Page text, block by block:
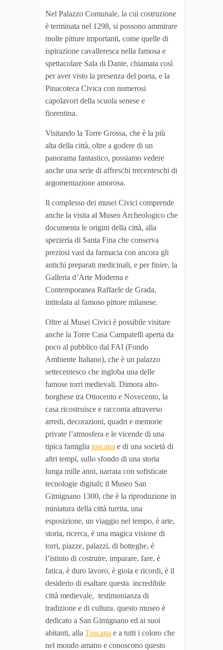
Nel Palazzo Comunale, la cui costruzione
è terminata nel 1298, si possono ammirare
molte pitture importanti, come quelle di
ispirazione cavalleresca nella famosa e
spettacolare Sala di Dante, chiamata così
per aver visto la presenza del poeta, e la
Pinacoteca Civica con numerosi
capolavori della scuola senese e
fiorentina.
Visitando la Torre Grossa, che è la più
alta della città, oltre a godere di un
panorama fantastico, possiamo vedere
anche una serie di affreschi trecenteschi di
argomentazione amorosa.
Il complesso dei musei Civici comprende
anche la visita al Museo Archeologico che
documenta le origini della città, alla
spezieria di Santa Fina che conserva
preziosi vasi da farmacia con ancora gli
antichi preparati medicinali, e per finire, la
Galleria d’Arte Moderna e
Contemporanea Raffaele de Grada,
intitolata al famoso pittore milanese.
Oltre ai Musei Civici è possibile visitare
anche la Torre Casa Campatelli aperta da
poco al pubblico dal FAI (Fondo
Ambiente Italiano), che è un palazzo
settecentesco che ingloba una delle
famose torri medievali. Dimora alto-
borghese tra Ottocento e Novecento, la
casa ricostruisce e racconta attraverso
arredi, decorazioni, quadri e memorie
private l’atmosfera e le vicende di una
tipica famiglia toscana e di una società di
altri tempi, sullo sfondo di una storia
lunga mille anni, narrata con sofisticate
tecnologie digitali; il Museo San
Gimignano 1300, che è la riproduzione in
miniatura della città turrita, una
esposizione, un viaggio nel tempo, è arte,
storia, ricerca, è una magica visione di
torri, piazze, palazzi, di botteghe, è
l’istinto di costruire, imparare, fare, è
fatica, è duro lavoro, è gioia e ricordi, è il
desiderio di esaltare questa incredibile
città medievale, testimonianza di
tradizione e di cultura. questo museo è
dedicato a San Gimignano ed ai suoi
abitanti, alla Toscana e a tutti i coloro che
nel mondo amano e conoscono questo